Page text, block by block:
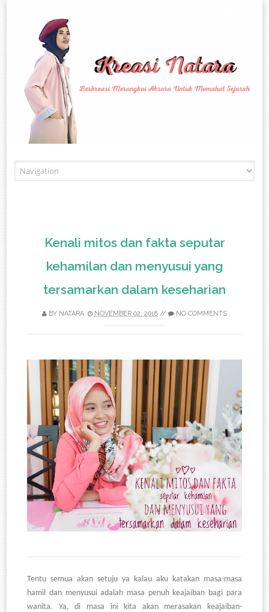
Kenali mitos dan fakta seputar
kehamilan dan menyusui yang
tersamarkan dalam keseharian
BY NATARA NOVEMBER 02, 2018 // NO COMMENTS
Tentu semua akan setuju ya kalau aku katakan masa-masa
hamil dan menyusui adalah masa penuh keajaiban bagi para
wanita. Ya, di masa ini kita akan merasakan keajaiban-